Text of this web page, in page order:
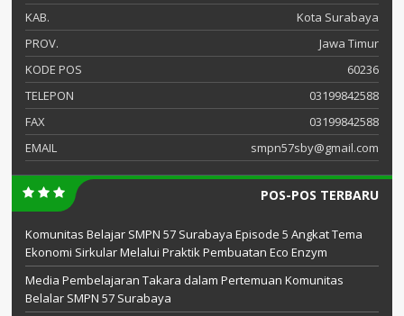
KAB.
Kota Surabaya
PROV.
Jawa Timur
KODE POS
60236
TELEPON
03199842588
FAX
03199842588
EMAIL
smpn57sby@gmail.com
POS-POS TERBARU
Komunitas Belajar SMPN 57 Surabaya Episode 5 Angkat Tema
Ekonomi Sirkular Melalui Praktik Pembuatan Eco Enzym
Media Pembelajaran Takara dalam Pertemuan Komunitas
Belalar SMPN 57 Surabaya